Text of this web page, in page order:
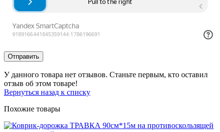
Отправить
У данного товара нет отзывов. Станьте первым, кто оставил
отзыв об этом товаре!
Вернуться назад к списку
Похожие товары